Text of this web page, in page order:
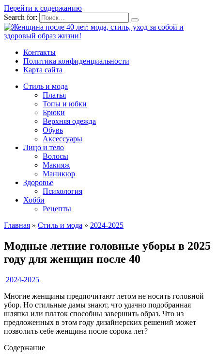
Перейти к содержанию
Search for:
Контакты
Политика конфиденциальности
Карта сайта
Стиль и мода
Платья
Топы и юбки
Брюки
Верхняя одежда
Обувь
Аксессуары
Лицо и тело
Волосы
Макияж
Маникюр
Здоровье
Психология
Хобби
Рецепты
Главная » Стиль и мода » 2024-2025
Модные летние головные уборы в 2025
году для женщин после 40
2024-2025
Многие женщины предпочитают летом не носить головной
убор. Но стильные дамы знают, что удачно подобранная
шляпка или платок способны завершить образ. Что из
предложенных в этом году дизайнерских решений может
позволить себе женщина после сорока лет?
Содержание